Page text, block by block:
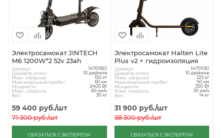
Электросамокат JINTECH
M6 1200W*2 52v 23ah
Артикул 14701922
Диаметр колес 10 дюймов
Макс. нагрузка 150 кг
Максимальный пробег 60 км
Мощность 2400 Вт
Макс. скорость 60 км/ч
Вес 30 кг
59 400 руб./шт
71 300руб./шт
СВЯЗАТЬСЯ С ЭКСПЕРТОМ
Электросамокат Halten Lite
Plus v2 + гидроизоляция
Артикул 14701130
Диаметр колес 10 дюймов
Макс. нагрузка 120 кг
Максимальный пробег 50 км
Мощность 350 Вт
Макс. скорость 30 км/ч
Вес 14 кг
31 900 руб./шт
38 300руб./шт
СВЯЗАТЬСЯ С ЭКСПЕРТОМ